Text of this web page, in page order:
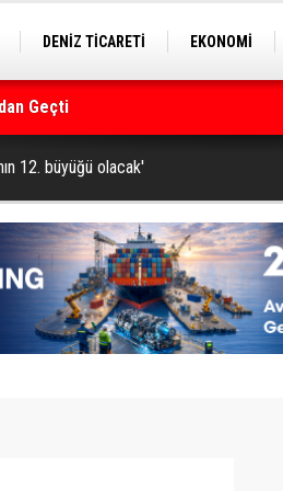
DENİZ TİCARETİ EKONOMİ
Geçti
12. büyüğü olacak'